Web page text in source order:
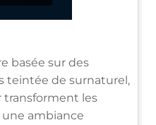
basée sur des
teintée de surnaturel,
transforment les
ambiance